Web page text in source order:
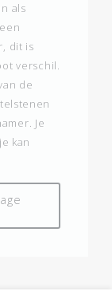
als
dit is
verschil.
de
Je
kan